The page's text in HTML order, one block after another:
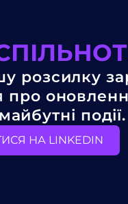
розсилку
про
події.
НА LINKEDIN